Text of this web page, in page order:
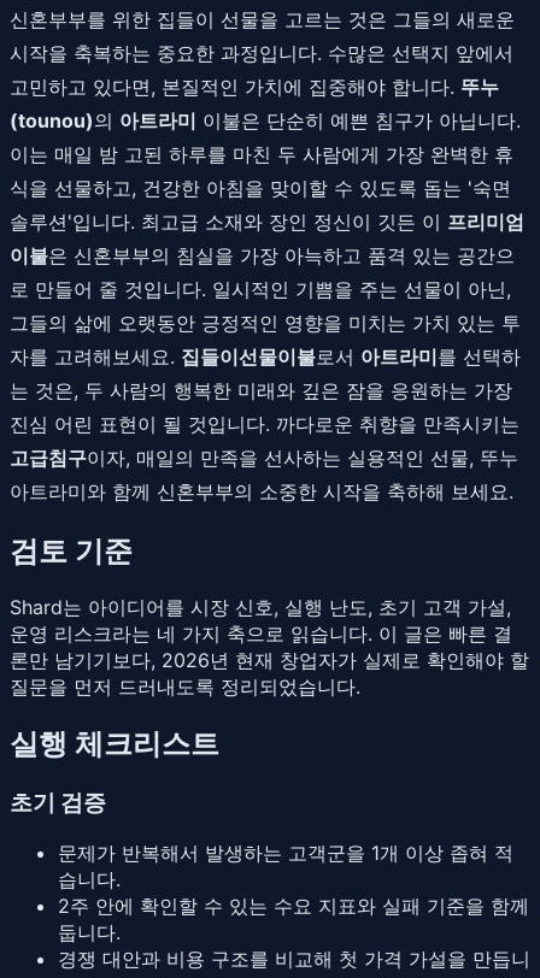
신혼부부를 위한 집들이 선물을 고르는 것은 그들의 새로운
시작을 축복하는 중요한 과정입니다. 수많은 선택지 앞에서
고민하고 있다면, 본질적인 가치에 집중해야 합니다. 뚜누
(tounou)의 아트라미 이불은 단순히 예쁜 침구가 아닙니다.
이는 매일 밤 고된 하루를 마친 두 사람에게 가장 완벽한 휴
식을 선물하고, 건강한 아침을 맞이할 수 있도록 돕는 '숙면
솔루션'입니다. 최고급 소재와 장인 정신이 깃든 이 프리미엄
이불은 신혼부부의 침실을 가장 아늑하고 품격 있는 공간으
로 만들어 줄 것입니다. 일시적인 기쁨을 주는 선물이 아닌,
그들의 삶에 오랫동안 긍정적인 영향을 미치는 가치 있는 투
자를 고려해보세요. 집들이선물이불로서 아트라미를 선택하
는 것은, 두 사람의 행복한 미래와 깊은 잠을 응원하는 가장
진심 어린 표현이 될 것입니다. 까다로운 취향을 만족시키는
고급침구이자, 매일의 만족을 선사하는 실용적인 선물, 뚜누
아트라미와 함께 신혼부부의 소중한 시작을 축하해 보세요.
검토 기준
Shard는 아이디어를 시장 신호, 실행 난도, 초기 고객 가설,
운영 리스크라는 네 가지 축으로 읽습니다. 이 글은 빠른 결
론만 남기기보다, 2026년 현재 창업자가 실제로 확인해야 할
질문을 먼저 드러내도록 정리되었습니다.
실행 체크리스트
초기 검증
문제가 반복해서 발생하는 고객군을 1개 이상 좁혀 적
습니다.
2주 안에 확인할 수 있는 수요 지표와 실패 기준을 함께
둡니다.
경쟁 대안과 비용 구조를 비교해 첫 가격 가설을 만듭니